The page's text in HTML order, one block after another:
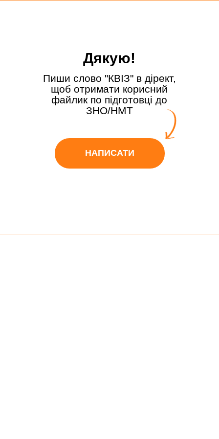
Дякую!
Пиши слово "КВІЗ" в дірект,
щоб отримати корисний
файлик по підготовці до
ЗНО/НМТ
НАПИСАТИ